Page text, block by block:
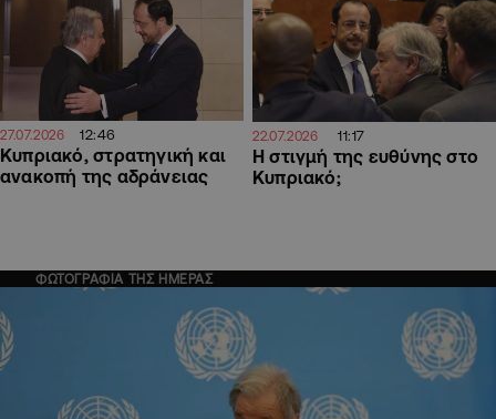
27.07.2026 12:46
Κυπριακό, στρατηγική και
ανακοπή της αδράνειας
22.07.2026 11:17
Η στιγμή της ευθύνης στο
Κυπριακό;
ΦΩΤΟΓΡΑΦΙΑ ΤΗΣ ΗΜΕΡΑΣ